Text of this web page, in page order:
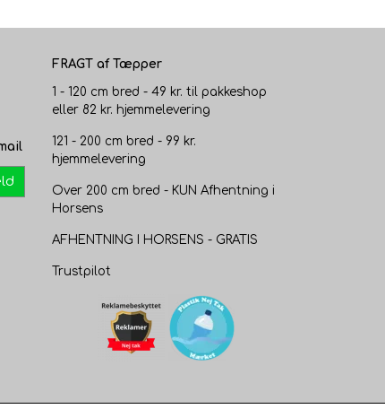
FRAGT af Tæpper
1 - 120 cm bred - 49 kr. til pakkeshop
eller 82 kr. hjemmelevering
121 - 200 cm bred - 99 kr.
hjemmelevering
Over 200 cm bred - KUN Afhentning i
Horsens
AFHENTNING I HORSENS - GRATIS
Trustpilot